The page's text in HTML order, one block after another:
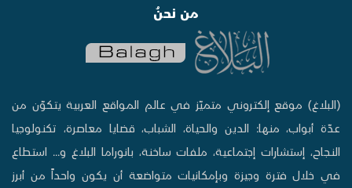
من نحنُ
(البلاغ) موقع إلكتروني متميّز في عالم المواقع العربية يتكوّن من
عدّة أبواب، منها: الدين والحياة، الشباب، قضايا معاصرة، تكنولوجيا
النجاح، إستشارات إجتماعية، ملفات ساخنة، بانوراما البلاغ و... استطاع
في خلال فترة وجيزة وبإمكانيات متواضعة أن يكون واحداً من أبرز